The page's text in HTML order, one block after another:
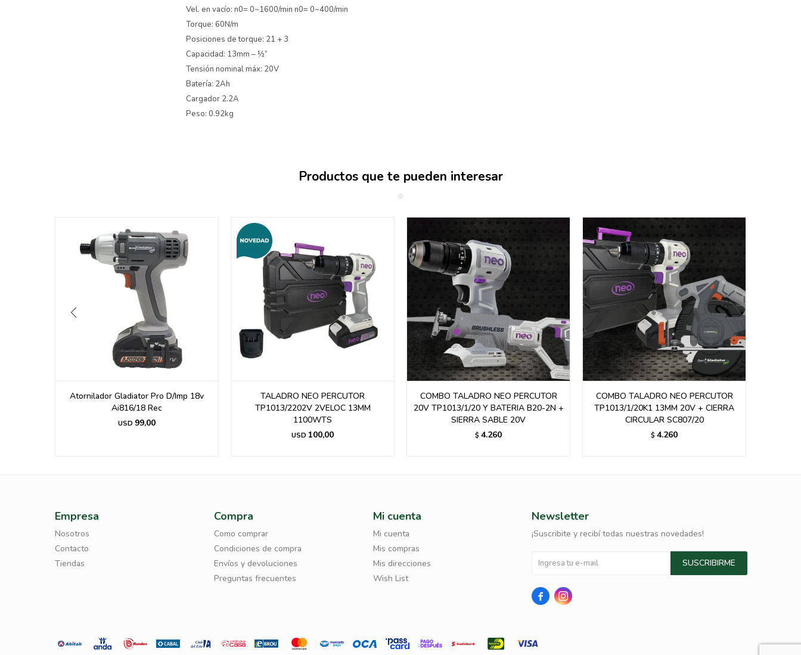
Vel. en vacío: n0= 0~1600/min n0= 0~400/min
Torque: 60N/m
Posiciones de torque: 21 + 3
Capacidad: 13mm – ½”
Tensión nominal máx: 20V
Batería: 2Ah
Cargador 2.2A
Peso: 0.92kg
Productos que te pueden interesar
TALADRO NEO PERCUTOR
TP1013/2202V 2VELOC 13MM
1100WTS
COMBO TALADRO NEO PERCUTOR
20V TP1013/1/20 Y BATERIA B20-2N +
SIERRA SABLE 20V
$ 4.260
COMBO TALADRO NEO PERCUTOR
TP1013/1/20K1 13MM 20V + CIERRA
CIRCULAR SC807/20
$ 4.260
Taladro/Perc Gladiator Rec
Tp613/18c1.-
USD 110,00
Empresa
Nosotros
Contacto
Tiendas
Compra
Como comprar
Condiciones de compra
Envíos y devoluciones
Preguntas frecuentes
Mi cuenta
Mi cuenta
Mis compras
Mis direcciones
Wish List
Newsletter
¡Suscribite y recibí todas nuestras novedades!
SUSCRIBIRME
 